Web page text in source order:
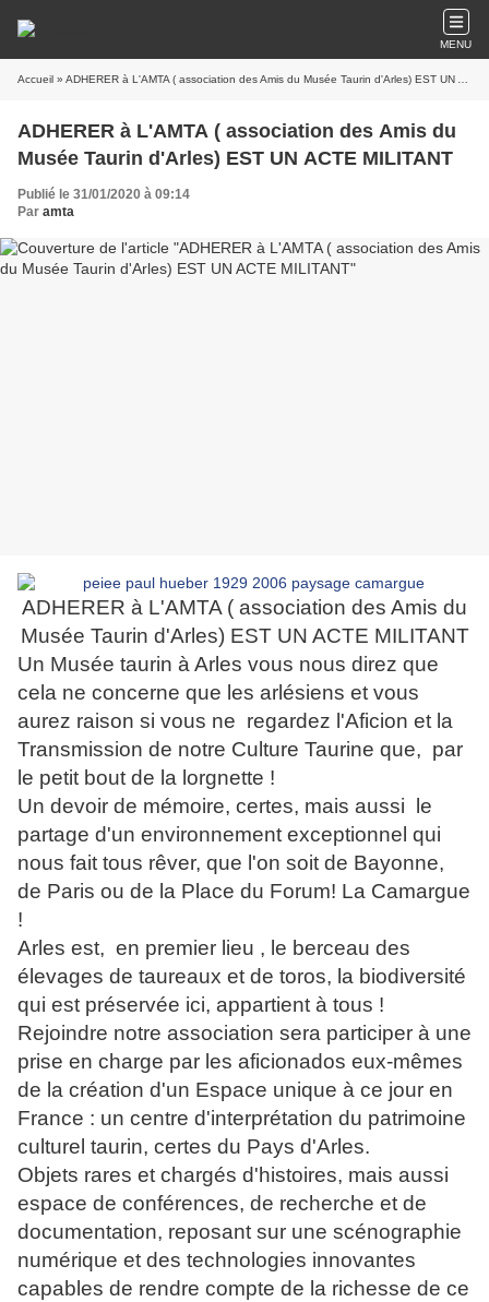
MENU
Accueil » ADHERER à L'AMTA ( association des Amis du Musée Taurin d'Arles) EST UN ACTE MILITANT
ADHERER à L'AMTA ( association des Amis du
Musée Taurin d'Arles) EST UN ACTE MILITANT
Publié le 31/01/2020 à 09:14
Par amta
ADHERER à L'AMTA ( association des Amis du
Musée Taurin d'Arles) EST UN ACTE MILITANT
Un Musée taurin à Arles vous nous direz que
cela ne concerne que les arlésiens et vous
aurez raison si vous ne regardez l'Aficion et la
Transmission de notre Culture Taurine que, par
le petit bout de la lorgnette !
Un devoir de mémoire, certes, mais aussi le
partage d'un environnement exceptionnel qui
nous fait tous rêver, que l'on soit de Bayonne,
de Paris ou de la Place du Forum! La Camargue
!
Arles est, en premier lieu , le berceau des
élevages de taureaux et de toros, la biodiversité
qui est préservée ici, appartient à tous !
Rejoindre notre association sera participer à une
prise en charge par les aficionados eux-mêmes
de la création d'un Espace unique à ce jour en
France : un centre d'interprétation du patrimoine
culturel taurin, certes du Pays d'Arles.
Objets rares et chargés d'histoires, mais aussi
espace de conférences, de recherche et de
documentation, reposant sur une scénographie
numérique et des technologies innovantes
capables de rendre compte de la richesse de ce